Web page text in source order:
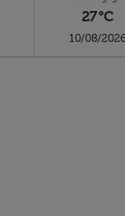
27°C
10/08/2026